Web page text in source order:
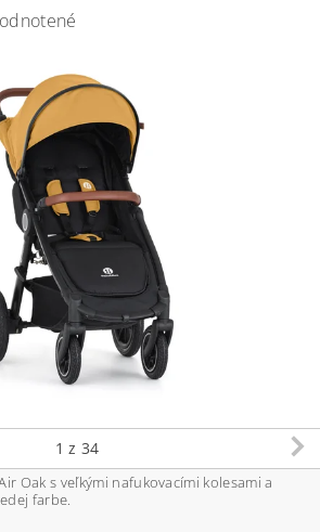
1 z 34
Oak s veľkými nafukovacími kolesami a
farbe.